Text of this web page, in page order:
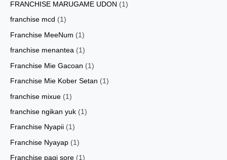
FRANCHISE MARUGAME UDON (1)
franchise mcd (1)
Franchise MeeNum (1)
franchise menantea (1)
Franchise Mie Gacoan (1)
Franchise Mie Kober Setan (1)
franchise mixue (1)
franchise ngikan yuk (1)
Franchise Nyapii (1)
Franchise Nyayap (1)
Franchise pagi sore (1)